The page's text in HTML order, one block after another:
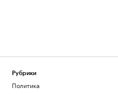
Рубрики
Политика